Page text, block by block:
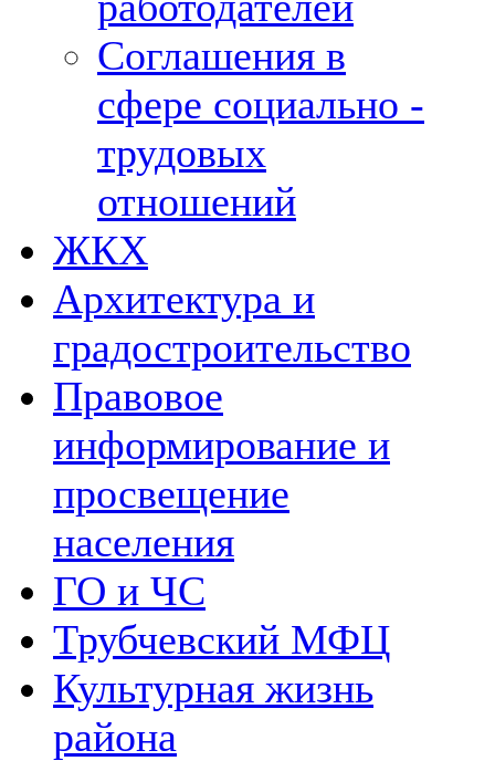
Соглашения в
сфере социально -
трудовых
отношений
ЖКХ
Архитектура и
градостроительство
Правовое
информирование и
просвещение
населения
ГО и ЧС
Трубчевский МФЦ
Культурная жизнь
района